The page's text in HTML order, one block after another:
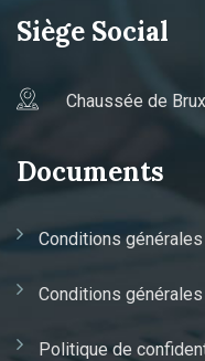
Siège Social
Chaussée de
Documents
Conditions
Conditions
Politique de